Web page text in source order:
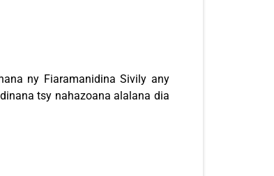
ny Fiaramanidina Sivily any
tsy nahazoana alalana dia